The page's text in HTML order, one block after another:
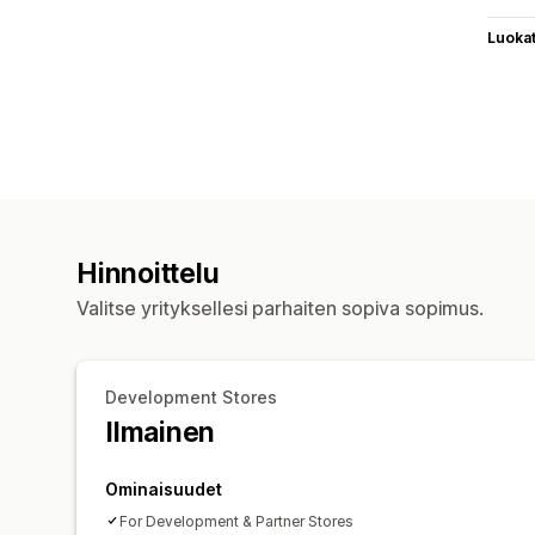
Luokat
Hinnoittelu
Valitse yrityksellesi parhaiten sopiva sopimus.
Development Stores
Ilmainen
Ominaisuudet
For Development & Partner Stores